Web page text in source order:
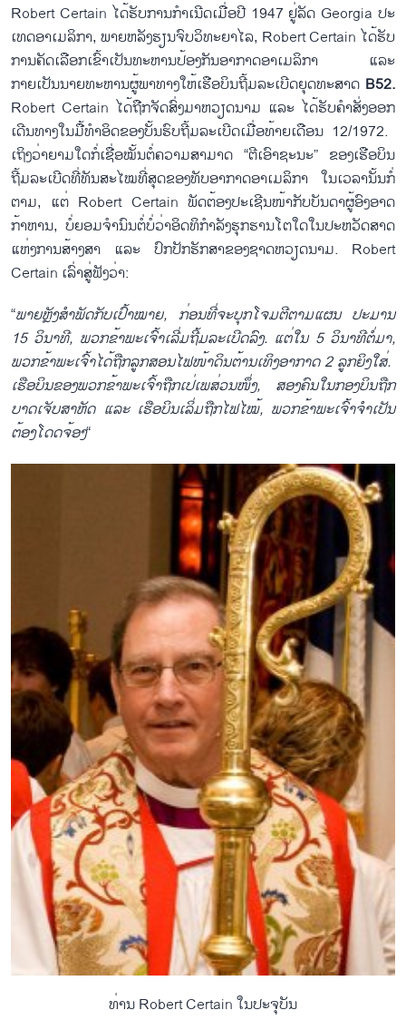
​Robert Certain ​ໄດ້​ຮັບ​ການ​ກຳ​ເນີ​ດ​ເມື່ອ​ປີ 1947 ຢູ່​ລັດ Georgia ປະ​
ເທດ​ອາ​ເມ​ລິ​ກາ, ພາຍຫລັງຮຽນ​ຈົບ​ວິທະຍາ​ໄລ, Robert Certain ​ໄດ້​ຮັບ​
ການ​ຄັດ​ເລືອກ​​ເຂົ້າ​ເປັນ​ທະຫານ​ປ້ອງ​ກັນ​ອາກາດ​ອາ​ເມ​ລິ​ກາ ​ແລະ
ກາຍເປັນ​ນາຍ​ທະຫານ​ຜູ້​ພາ​ທາງ​ໃຫ້​ເຮືອບິນ​ຖີ້ມລະ​ເບີດ​ຍຸດ​ທະ​ສາດ B52.
Robert Certain ​ໄດ້​ຖືກຈັດ​ສົ່ງມາ​ຫວຽດນາມ ​ແລະ ​ໄດ້​ຮັບ​ຄຳ​ສັ່ງ​ອອກ​
ເດີນທາງ​ໃນ​ມື້​ທຳ​ອິດ​ຂອງ​ບັ້ນຮົບ​ຖີ້ມລະ​ເບີດ​ເມື່ອ​ທ້າ​ຍ​ເດືອນ 12/1972. ​
ເຖິງວ່າ​ຍາມ​ໃດ​ກໍ່​ເຊື່ອ​ໝັ້ນ​ຕໍ່​ຄວາມ​ສາ​ມາດ “ຕີ​ເອົາ​ຊະ​ນະ” ຂອງ​ເຮືອ​ບິນ​
ຖີ້ມ​ລະ​ເບີດ​ທີ່​ທັນ​ສະ​ໄໝ​ທີ່​ສຸດ​ຂອງ​ທັບ​ອາ​ກາດອາ​ເມ​ລິ​ກາ ໃນ​ເວ​ລາ​ນັ້ນ​ກໍ່​
ຕາມ, ແຕ່ Robert Certain ພັດຕ້ອງ​ປະ​ເຊີນ​ໜ້າ​ກັບ​ບັນດາ​ຜູ້​ອົງອາດ​
ກ້າຫານ, ບໍ່​ຍອມ​ຈຳນົນ​ຕໍ່​ບໍ່​ວ່າ​ອິດ​ທິກຳລັງ​ຮຸກ​ຮານ​ໂຕ​ໃດ​ໃນ​ປະຫວັດສາດ​
ແຫ່ງ​ການ​ສ້າງສາ ​ແລະ ປົກ​ປັກ​ຮັກສາ​ຂອງ​ຊາດ​ຫວຽດນາມ. Robert
Certain ​​ເລົ່າ​ສູ່ຟັງວ່າ:
“​ພາຍຫຼັງ​ສຳ​ພັດ​ກັບເປົ້າໝາຍ, ກ່ອນ​​ທີ່​ຈະ​ບຸກ​ໂຈມ​ຕີຕາ​ມ​ແຜນ ປະມານ
15 ວິນາທີ, ພວກຂ້າພະ​ເຈົ້າ​ເລີ່​ມ​​ຖີ້ມລະ​ເບີດ​ລົງ. ​ແຕ່​ໃນ 5 ວິນາທີຕໍ່​ມາ,
ພວກ​ຂ້າພະ​ເຈົ້າ​ໄດ້ຖືກລູກສອນ​ໄຟ​ໜ້າດິນ​ຕ້ານ​ເທິງ​ອາກາດ 2 ລູກ​ຍິງ​ໃສ່. ​
ເຮືອບິນ​ຂອງ​ພວກ​ຂ້າພະ​ເຈົ້າຖືກ​ເປ່​ເພ​ສ່ວນ​ໜຶ່ງ, ສອງ​ຄົນ​ໃນ​ກອງບິ​ນຖືກ​
ບາດ​ເຈັບ​ສາຫັດ ​ແລະ ​ເຮືອບິນ​ເລິ່ມ​​ຖືກໄຟ​ໄໝ້, ພວກ​ຂ້າພະ​ເຈົ້າຈຳ​ເປັນ
ຕ້ອງ​ໂດດ​ຈ້ອງ“
ທ່ານ Robert Certain ​ໃນ​ປະຈຸ​ບັນ